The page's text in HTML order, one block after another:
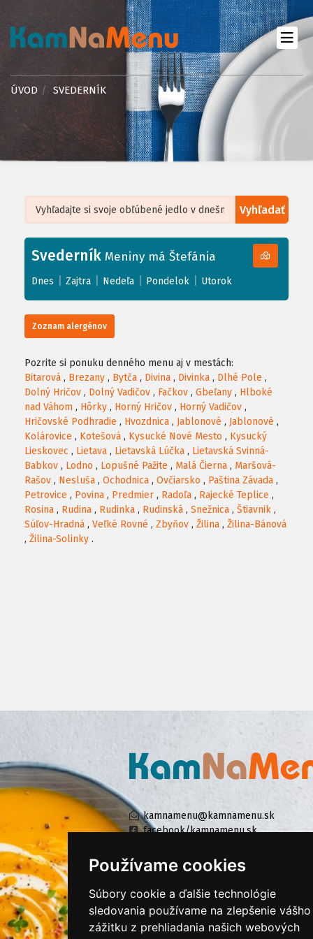
Používame cookies
Súbory cookie a ďalšie technológie
sledovania používame na zlepšenie vášho
zážitku z prehliadania našich webových
ÚVOD SVEDERNÍK
Vyhľadať
+
−
Leaflet| ©OpenStreetMap, Tiles courtesy ofHumanitarian OpenStreetMap
Svederník Meniny má Štefánia
Dnes Zajtra Nedeľa Pondelok Utorok
Zoznam alergénov
Pozrite si ponuku denného menu aj v mestách:
Bitarová , Brezany , Bytča , Divina , Divinka , Dlhé Pole ,
Dolný Hričov , Dolný Vadičov , Fačkov , Gbeľany , Hlboké
nad Váhom , Hôrky , Horný Hričov , Horný Vadičov ,
Hričovské Podhradie , Hvozdnica , Jablonové , Jablonové ,
Kolárovice , Kotešová , Kysucké Nové Mesto , Kysucký
Lieskovec , Lietava , Lietavská Lúčka , Lietavská Svinná-
Babkov , Lodno , Lopušné Pažite , Malá Čierna , Maršová-
Rašov , Nesluša , Ochodnica , Ovčiarsko , Paština Závada ,
Petrovice , Povina , Predmier , Radoľa , Rajecké Teplice ,
Rosina , Rudina , Rudinka , Rudinská , Snežnica , Štiavnik ,
Súľov-Hradná , Veľké Rovné , Zbyňov , Žilina , Žilina-Bánová
, Žilina-Solinky .
kamnamenu@kamnamenu.sk
facebook/kamnamenu.sk
KONTAKTUJTE NÁS